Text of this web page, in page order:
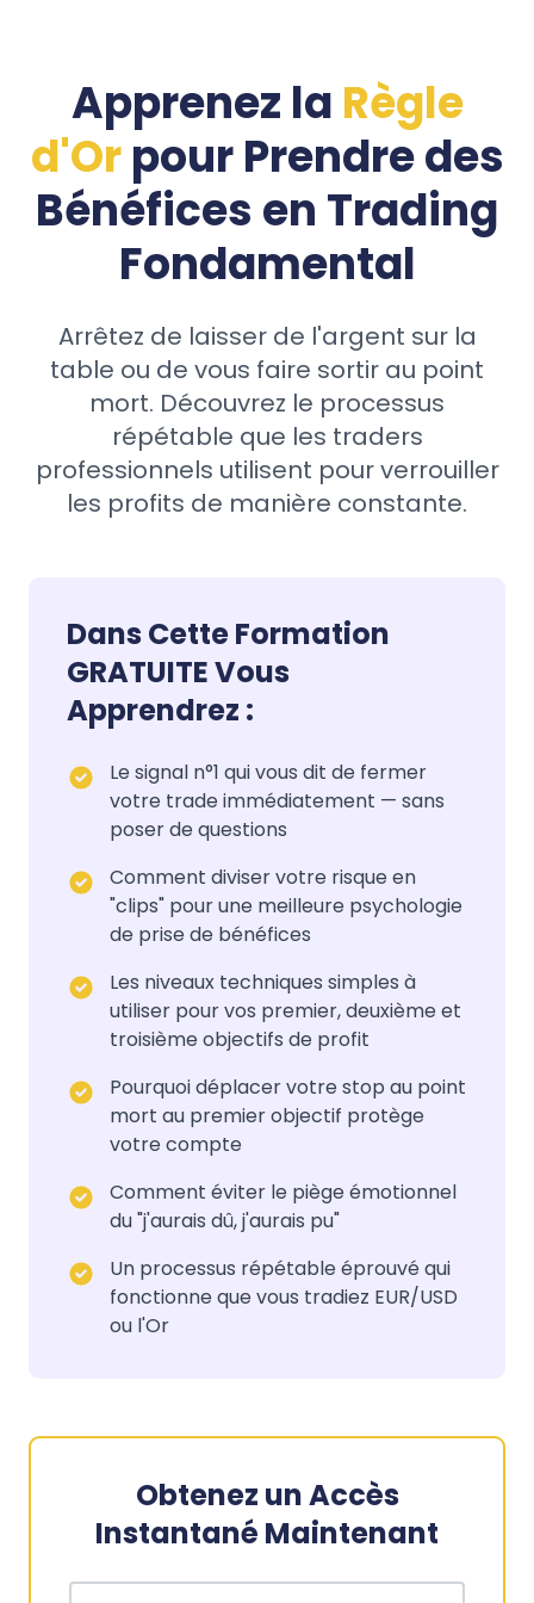
Apprenez la Règle
d'Or pour Prendre des
Bénéfices en Trading
Fondamental
Arrêtez de laisser de l'argent sur la
table ou de vous faire sortir au point
mort. Découvrez le processus
répétable que les traders
professionnels utilisent pour verrouiller
les profits de manière constante.
Dans Cette Formation
GRATUITE Vous
Apprendrez :
Le signal n°1 qui vous dit de fermer
votre trade immédiatement — sans
poser de questions
Comment diviser votre risque en
"clips" pour une meilleure psychologie
de prise de bénéfices
Les niveaux techniques simples à
utiliser pour vos premier, deuxième et
troisième objectifs de profit
Pourquoi déplacer votre stop au point
mort au premier objectif protège
votre compte
Comment éviter le piège émotionnel
du "j'aurais dû, j'aurais pu"
Un processus répétable éprouvé qui
fonctionne que vous tradiez EUR/USD
ou l'Or
Obtenez un Accès
Instantané Maintenant